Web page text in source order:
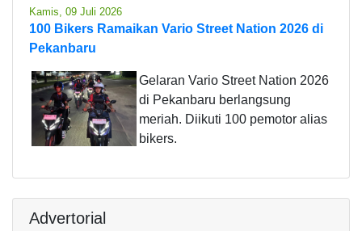
Kamis, 09 Juli 2026
100 Bikers Ramaikan Vario Street Nation 2026 di
Pekanbaru
Gelaran Vario Street Nation 2026
di Pekanbaru berlangsung
meriah. Diikuti 100 pemotor alias
bikers.
Advertorial